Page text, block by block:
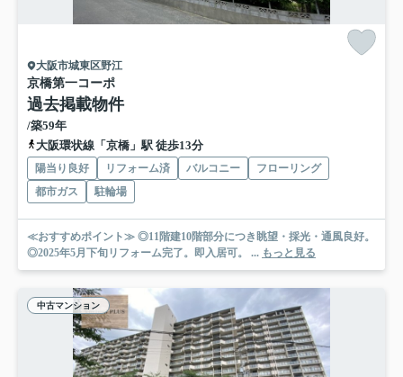
大阪市城東区野江
京橋第一コーポ
過去掲載物件
/築59年
大阪環状線「京橋」駅 徒歩13分
陽当り良好 リフォーム済 バルコニー
フローリング
都市ガス
駐輪場
≪おすすめポイント≫ ◎11階建10階部分につき眺望・採光・通風良好。
◎2025年5月下旬リフォーム完了。即入居可。 ... もっと見る
中古マンション